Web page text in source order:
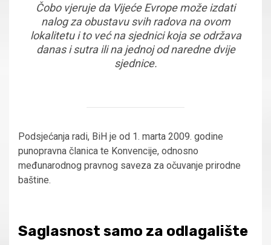
Čobo vjeruje da Vijeće Evrope može izdati
nalog za obustavu svih radova na ovom
lokalitetu i to već na sjednici koja se održava
danas i sutra ili na jednoj od naredne dvije
sjednice.
Podsjećanja radi, BiH je od 1. marta 2009. godine
punopravna članica te Konvencije, odnosno
međunarodnog pravnog saveza za očuvanje prirodne
baštine.
Saglasnost samo za odlagalište